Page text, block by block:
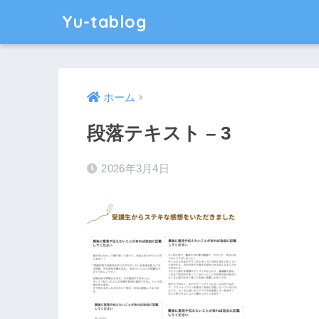
Yu-tablog
ホーム
段落テキスト – 3
2026年3月4日